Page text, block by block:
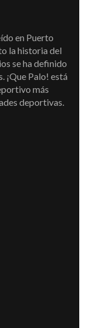
en Puerto
la historia del
se ha definido
¡Que Palo! está
más
deportivas.